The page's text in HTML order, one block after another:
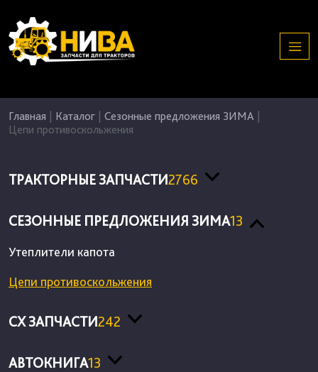
Главная Каталог Сезонные предложения ЗИМА
Цепи противоскольжения
ТРАКТОРНЫЕ ЗАПЧАСТИ2766
СЕЗОННЫЕ ПРЕДЛОЖЕНИЯ ЗИМА13
Утеплители капота
Цепи противоскольжения
СХ ЗАПЧАСТИ242
АВТОКНИГА13